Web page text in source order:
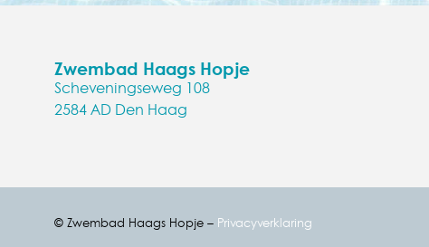
Zwembad Haags Hopje
Scheveningseweg 108
2584 AD Den Haag
© Zwembad Haags Hopje – Privacyverklaring